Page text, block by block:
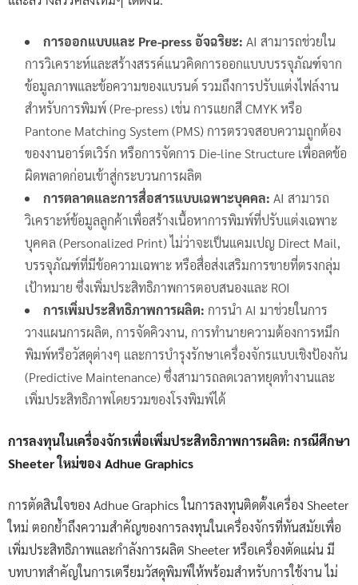
การออกแบบและ Pre-press อัจฉริยะ: AI สามารถช่วยใน
การวิเคราะห์และสร้างสรรค์แนวคิดการออกแบบบรรจุภัณฑ์จาก
ข้อมูลภาพและข้อความของแบรนด์ รวมถึงการปรับแต่งไฟล์งาน
สำหรับการพิมพ์ (Pre-press) เช่น การแยกสี CMYK หรือ
Pantone Matching System (PMS) การตรวจสอบความถูกต้อง
ของงานอาร์ตเวิร์ก หรือการจัดการ Die-line Structure เพื่อลดข้อ
ผิดพลาดก่อนเข้าสู่กระบวนการผลิต
การตลาดและการสื่อสารแบบเฉพาะบุคคล: AI สามารถ
วิเคราะห์ข้อมูลลูกค้าเพื่อสร้างเนื้อหาการพิมพ์ที่ปรับแต่งเฉพาะ
บุคคล (Personalized Print) ไม่ว่าจะเป็นแคมเปญ Direct Mail,
บรรจุภัณฑ์ที่มีข้อความเฉพาะ หรือสื่อส่งเสริมการขายที่ตรงกลุ่ม
เป้าหมาย ซึ่งเพิ่มประสิทธิภาพการตอบสนองและ ROI
การเพิ่มประสิทธิภาพการผลิต: การนำ AI มาช่วยในการ
วางแผนการผลิต, การจัดคิวงาน, การทำนายความต้องการหมึก
พิมพ์หรือวัสดุต่างๆ และการบำรุงรักษาเครื่องจักรแบบเชิงป้องกัน
(Predictive Maintenance) ซึ่งสามารถลดเวลาหยุดทำงานและ
เพิ่มประสิทธิภาพโดยรวมของโรงพิมพ์ได้
การลงทุนในเครื่องจักรเพื่อเพิ่มประสิทธิภาพการผลิต: กรณีศึกษา
Sheeter ใหม่ของ Adhue Graphics
การตัดสินใจของ Adhue Graphics ในการลงทุนติดตั้งเครื่อง Sheeter
ใหม่ ตอกย้ำถึงความสำคัญของการลงทุนในเครื่องจักรที่ทันสมัยเพื่อ
เพิ่มประสิทธิภาพและกำลังการผลิต Sheeter หรือเครื่องตัดแผ่น มี
บทบาทสำคัญในการเตรียมวัสดุพิมพ์ให้พร้อมสำหรับการใช้งาน ไม่